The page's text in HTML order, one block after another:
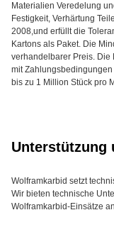
Materialien Veredelung
Festigkeit, Verhärtung
2008,und erfüllt die
Kartons als Paket. Die
verhandelbarer Preis. Die
mit
bis zu 1 Million Stück pro
Unterstützung
Wolframkarbid setzt
Wir bieten technische
Wolframkarbid-Einsätze